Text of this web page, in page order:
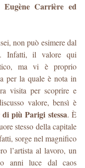
Carrière ed
non può esimere dal
Infatti, il valore qui
ma vi è proprio
per la quale è nota in
visita per scoprire e
valore, bensì è
più Parigi stessa. È
stesso della capitale
sorge nel magnifico
l’artista al lavoro, un
anni luce dal caos